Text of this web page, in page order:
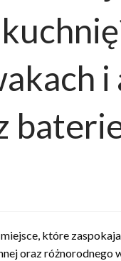
które
oraz różnorodnego